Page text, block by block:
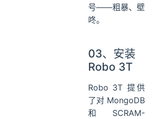
号——粗暴、壁
咚。
03、安装
Robo 3T
Robo 3T 提供
了对 MongoDB
和 SCRAM-